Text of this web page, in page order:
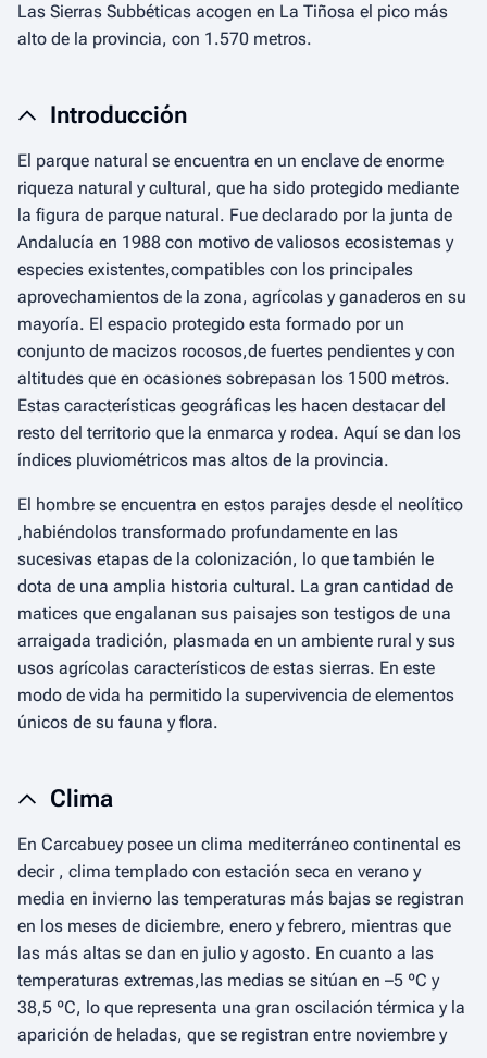
Las Sierras Subbéticas acogen en La Tiñosa el pico más
alto de la provincia, con 1.570 metros.
Introducción
El parque natural se encuentra en un enclave de enorme
riqueza natural y cultural, que ha sido protegido mediante
la figura de parque natural. Fue declarado por la junta de
Andalucía en 1988 con motivo de valiosos ecosistemas y
especies existentes,compatibles con los principales
aprovechamientos de la zona, agrícolas y ganaderos en su
mayoría. El espacio protegido esta formado por un
conjunto de macizos rocosos,de fuertes pendientes y con
altitudes que en ocasiones sobrepasan los 1500 metros.
Estas características geográficas les hacen destacar del
resto del territorio que la enmarca y rodea. Aquí se dan los
índices pluviométricos mas altos de la provincia.
El hombre se encuentra en estos parajes desde el neolítico
,habiéndolos transformado profundamente en las
sucesivas etapas de la colonización, lo que también le
dota de una amplia historia cultural. La gran cantidad de
matices que engalanan sus paisajes son testigos de una
arraigada tradición, plasmada en un ambiente rural y sus
usos agrícolas característicos de estas sierras. En este
modo de vida ha permitido la supervivencia de elementos
únicos de su fauna y flora.
Clima
En Carcabuey posee un clima mediterráneo continental es
decir , clima templado con estación seca en verano y
media en invierno las temperaturas más bajas se registran
en los meses de diciembre, enero y febrero, mientras que
las más altas se dan en julio y agosto. En cuanto a las
temperaturas extremas,las medias se sitúan en –5 ºC y
38,5 ºC, lo que representa una gran oscilación térmica y la
aparición de heladas, que se registran entre noviembre y